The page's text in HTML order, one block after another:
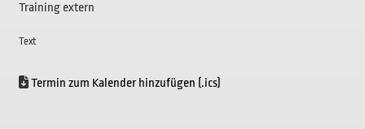
Training extern
Text
Termin zum Kalender hinzufügen (.ics)